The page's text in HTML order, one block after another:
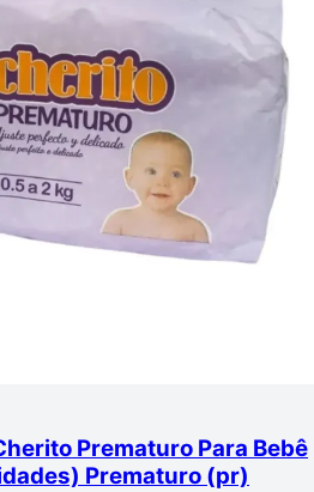
Prematuro Para Bebê
Prematuro (pr)